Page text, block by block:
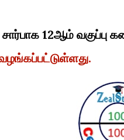
சார்பாக 12ஆம் வகுப்பு